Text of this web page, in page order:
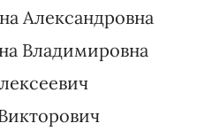
Александровна
Васильевич
Викторовна